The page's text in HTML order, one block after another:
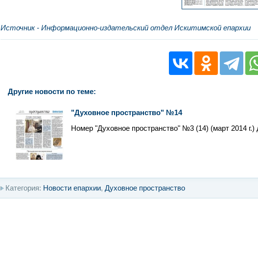
Источник - Информационно-издательский отдел Искитимской епархии
Другие новости по теме:
"Духовное пространство" №14
Номер "Духовное пространство" №3 (14) (март 2014 г.)
Категория: Новости епархии, Духовное пространство